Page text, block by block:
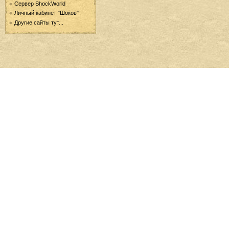
Сервер ShockWorld
Личный кабинет "Шоков"
Другие сайты тут...